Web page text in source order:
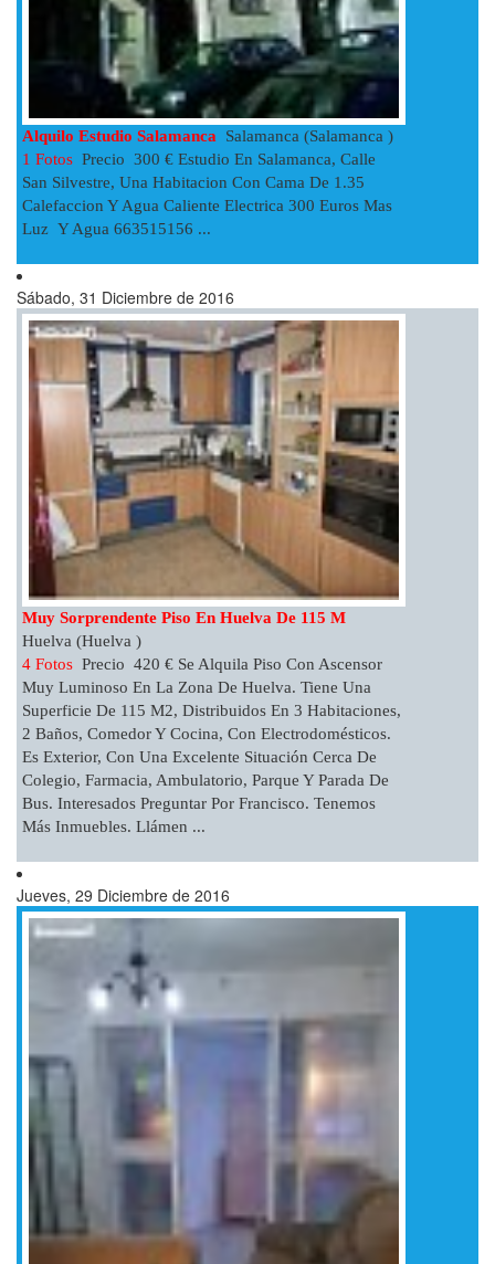
Alquilo Estudio Salamanca Salamanca (Salamanca )
1 Fotos Precio 300 € Estudio En Salamanca, Calle
San Silvestre, Una Habitacion Con Cama De 1.35
Calefaccion Y Agua Caliente Electrica 300 Euros Mas
Luz Y Agua 663515156 ...
Sábado, 31 Diciembre de 2016
Muy Sorprendente Piso En Huelva De 115 M
Huelva (Huelva )
4 Fotos Precio 420 € Se Alquila Piso Con Ascensor
Muy Luminoso En La Zona De Huelva. Tiene Una
Superficie De 115 M2, Distribuidos En 3 Habitaciones,
2 Baños, Comedor Y Cocina, Con Electrodomésticos.
Es Exterior, Con Una Excelente Situación Cerca De
Colegio, Farmacia, Ambulatorio, Parque Y Parada De
Bus. Interesados Preguntar Por Francisco. Tenemos
Más Inmuebles. Llámen ...
Jueves, 29 Diciembre de 2016